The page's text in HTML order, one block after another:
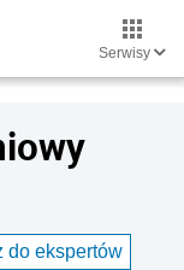
Serwisy
do ekspertów